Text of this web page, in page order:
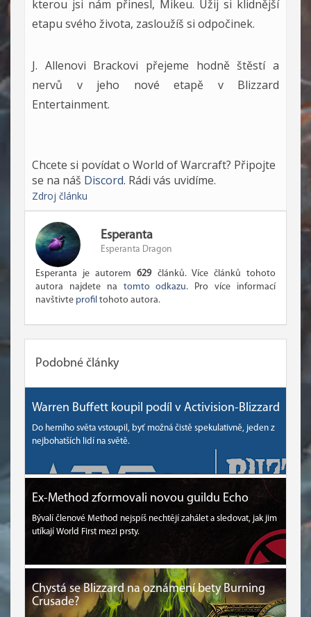
kterou jsi nám přinesl, Mikeu. Užij si klidnější
etapu svého života, zasloužíš si odpočinek.
J. Allenovi Brackovi přejeme hodně štěstí a
nervů v jeho nové etapě v Blizzard
Entertainment.
Chcete si povídat o World of Warcraft? Připojte
se na náš Discord. Rádi vás uvidíme.
Zdroj článku
Esperanta
Esperanta Dragon
Esperanta je autorem629článků. Více článků tohoto
autora najdete na tomto odkazu. Pro více informací
navštivte profil tohoto autora.
Podobné články
Warren Buffett koupil podíl v Activision-Blizzard
Do herního světa vstoupil, byť možná čistě spekulativně, jeden z
nejbohatších lidí na světě.
Ex-Method zformovali novou guildu Echo
Bývalí členové Method nejspíš nechtějí zahálet a sledovat, jak jim
utíkají World First mezi prsty.
Chystá se Blizzard na oznámení bety Burning
Crusade?